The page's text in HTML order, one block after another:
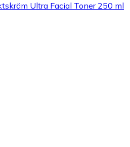
Ultra Facial Toner 250 ml